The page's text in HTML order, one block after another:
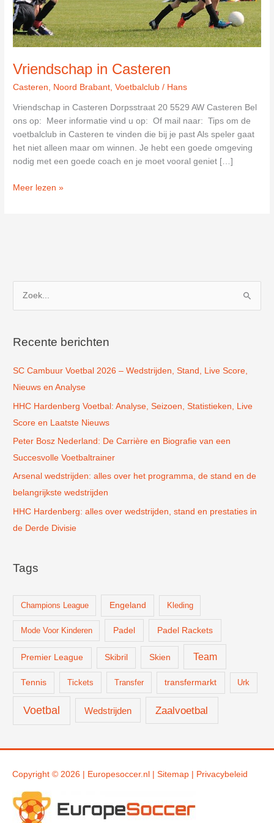
Vriendschap in Casteren
Casteren Noord Brabant ,Voetbalclub / Hans
Vriendschap in Casteren Dorpsstraat 20 5529 AW Casteren Bel
ons op: Meer informatie vind u op: Of mail naar: Tips om de
voetbalclub in Casteren te vinden die bij je past Als speler gaat
het niet alleen maar om winnen. Je hebt een goede omgeving
nodig met een goede coach en je moet vooral geniet […]
Vriendschap
Meer lezen »
k
a
a
r
:
Recente berichten
SC Cambuur Voetbal 2026 – Wedstrijden, Stand, Live Score,
Nieuws en Analyse
HHC Hardenberg Voetbal: Analyse, Seizoen, Statistieken, Live
Score en Laatste Nieuws
Peter Bosz Nederland: De Carrière en Biografie van een
Succesvolle Voetbaltrainer
Arsenal wedstrijden: alles over het programma, de stand en de
belangrijkste wedstrijden
HHC Hardenberg: alles over wedstrijden, stand en prestaties in
de Derde Divisie
Tags
Champions League Engeland Kleding
Mode Voor Kinderen Padel Padel Rackets
Premier League Skibril Skien Team
Tennis Tickets Transfer transfermarkt Urk
Voetbal Wedstrijden Zaalvoetbal
Copyright © 2026 | Europesoccer.nl Sitemap Privacybeleid